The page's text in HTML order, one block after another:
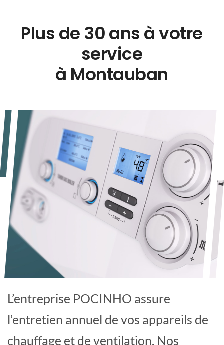
Plus de 30 ans à votre
service
à Montauban
L’entreprise POCINHO assure
l’entretien annuel de vos appareils de
chauffage et de ventilation. Nos